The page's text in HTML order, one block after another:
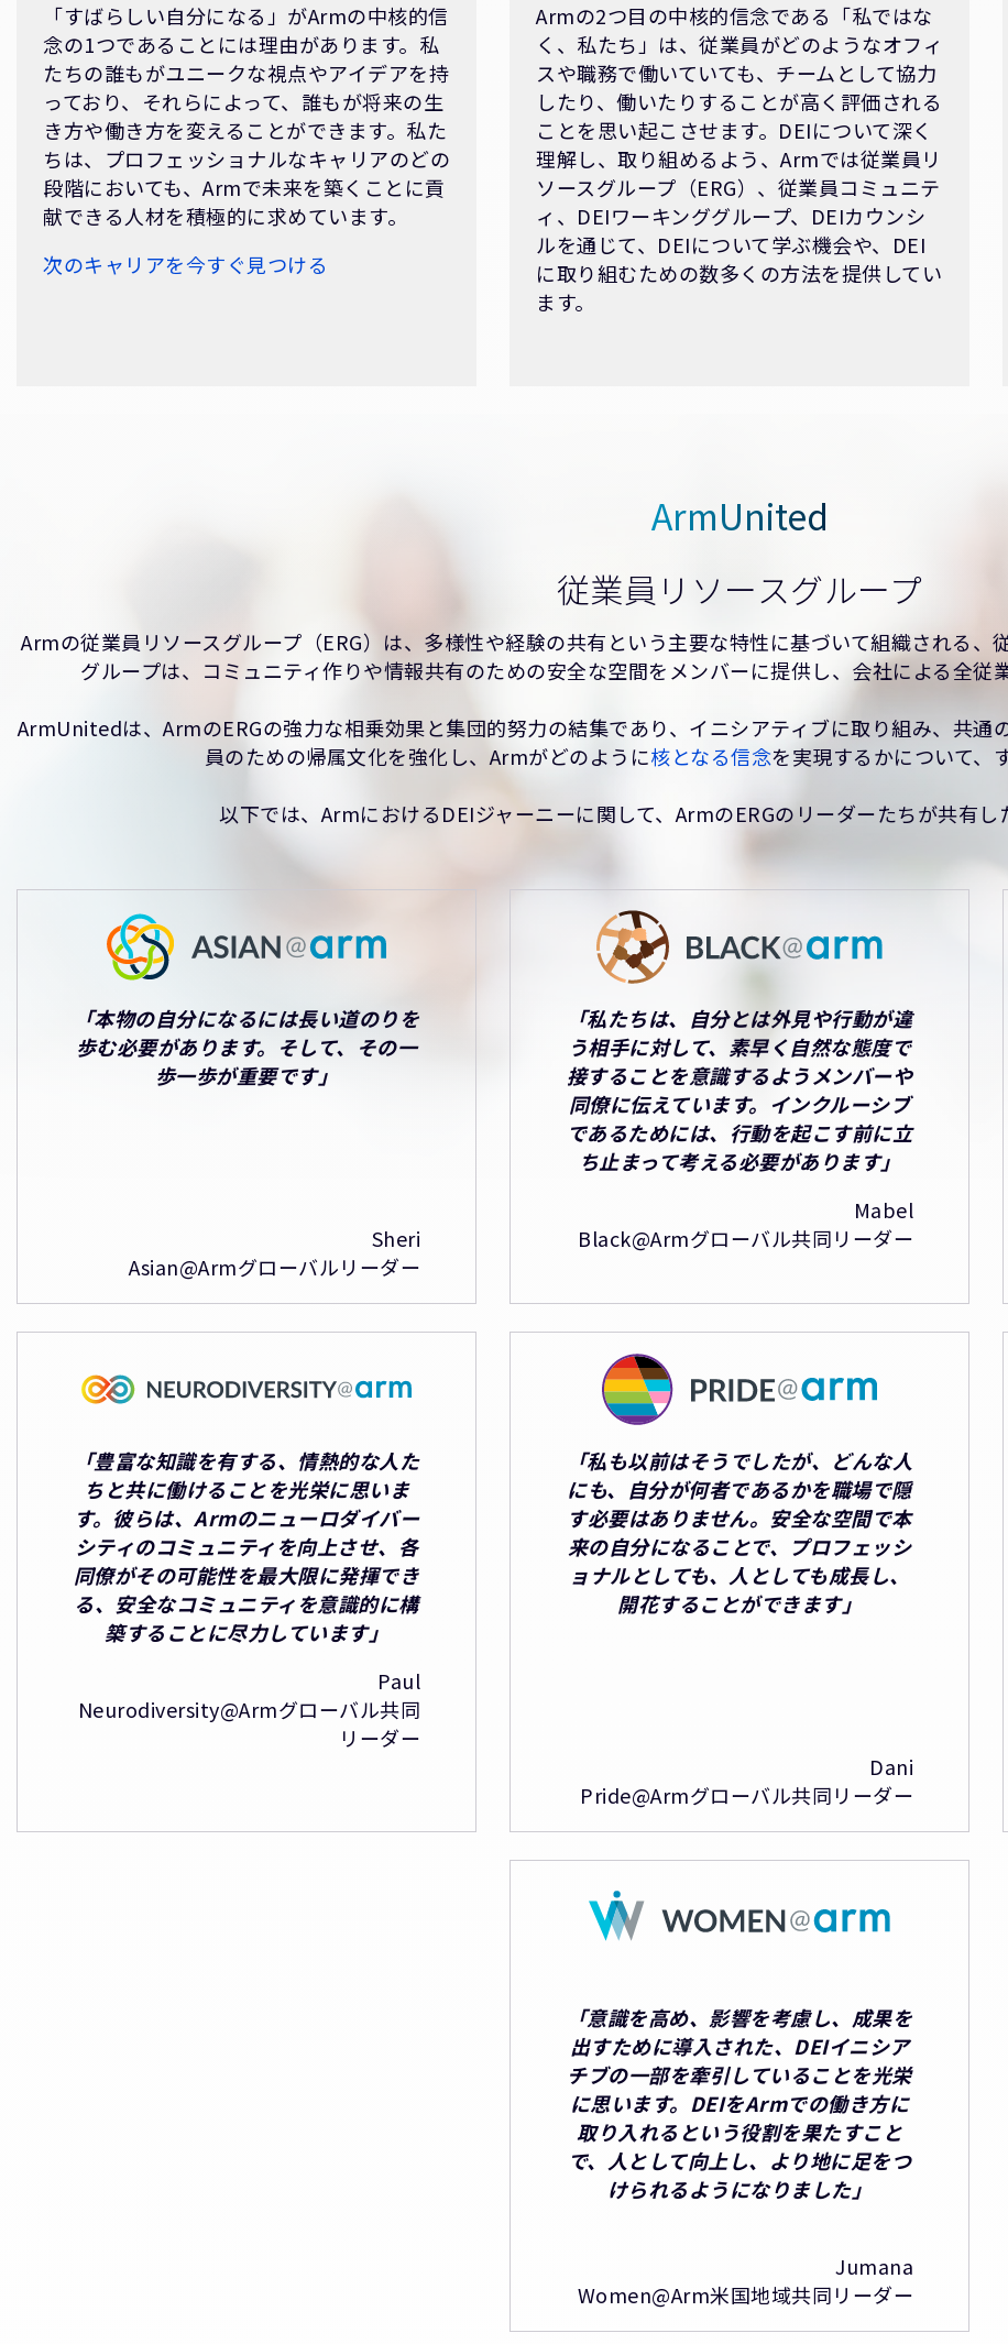
「すばらしい自分になる」がArmの中核的信
念の1つであることには理由があります。私
たちの誰もがユニークな視点やアイデアを持
っており、それらによって、誰もが将来の生
き方や働き方を変えることができます。私た
ちは、プロフェッショナルなキャリアのどの
段階においても、Armで未来を築くことに貢
献できる人材を積極的に求めています。
次のキャリアを今すぐ見つける
Armの2つ目の中核的信念である「私ではな
く、私たち」は、従業員がどのようなオフィ
スや職務で働いていても、チームとして協力
したり、働いたりすることが高く評価される
ことを思い起こさせます。DEIについて深く
理解し、取り組めるよう、Armでは従業員リ
ソースグループ（ERG）、従業員コミュニテ
ィ、DEIワーキンググループ、DEIカウンシ
ルを通じて、DEIについて学ぶ機会や、DEI
に取り組むための数多くの方法を提供してい
ます。
ArmUnited
従業員リソースグループ
Armの従業員リソースグループ（ERG）は、多様性や経験の共有という主要な特性に基づいて組織される、
グループは、コミュニティ作りや情報共有のための安全な空間をメンバーに提供し、会社による全従
ArmUnitedは、ArmのERGの強力な相乗効果と集団的努力の結集であり、イニシアティブに取り組み、共
員のための帰属文化を強化し、Armがどのように核となる信念を実現するかについて、
以下では、ArmにおけるDEIジャーニーに関して、ArmのERGのリーダーたちが共有し
「本物の自分になるには長い道のりを
歩む必要があります。そして、その一
歩一歩が重要です」
Sheri
Asian@Armグローバルリーダー
「私たちは、自分とは外見や行動が違
う相手に対して、素早く自然な態度で
接することを意識するようメンバーや
同僚に伝えています。インクルーシブ
であるためには、行動を起こす前に立
ち止まって考える必要があります」
Mabel
Black@Armグローバル共同リーダー
「豊富な知識を有する、情熱的な人た
ちと共に働けることを光栄に思いま
す。彼らは、Armのニューロダイバー
シティのコミュニティを向上させ、各
同僚がその可能性を最大限に発揮でき
る、安全なコミュニティを意識的に構
築することに尽力しています」
Paul
Neurodiversity@Armグローバル共同
リーダー
「私も以前はそうでしたが、どんな人
にも、自分が何者であるかを職場で隠
す必要はありません。安全な空間で本
来の自分になることで、プロフェッシ
ョナルとしても、人としても成長し、
開花することができます」
Dani
Pride@Armグローバル共同リーダー
「意識を高め、影響を考慮し、成果を
出すために導入された、DEIイニシア
チブの一部を牽引していることを光栄
に思います。DEIをArmでの働き方に
取り入れるという役割を果たすこと
で、人として向上し、より地に足をつ
けられるようになりました」
Jumana
Women@Arm米国地域共同リーダー